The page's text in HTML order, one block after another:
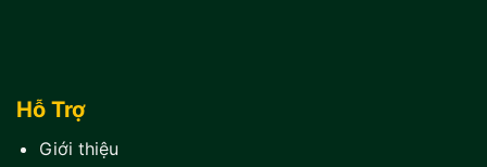
Hỗ Trợ
Giới thiệu